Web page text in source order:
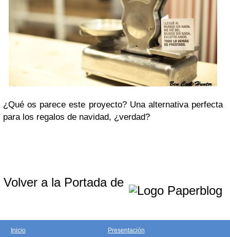
¿Qué os parece este proyecto? Una alternativa perfecta
para los regalos de navidad, ¿verdad?
Volver a la Portada de
Inicio
Presentación